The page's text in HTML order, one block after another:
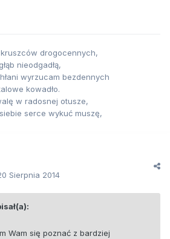
kruszców drogocennych,
nieodgadłą,
wyrzucam bezdennych
kowadło.
w radosnej otusze,
serce wykuć muszę,
Sierpnia 2014
Wam się poznać z bardziej